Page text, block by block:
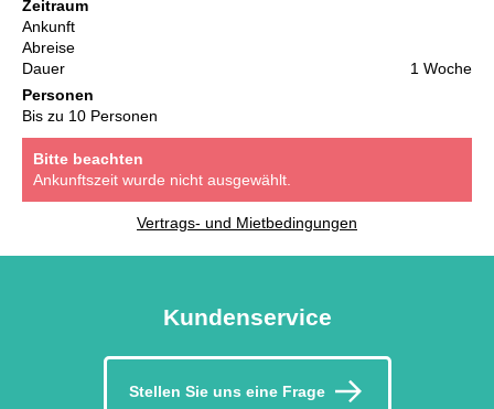
Zeitraum
Ankunft
Abreise
Dauer
1 Woche
Personen
Bis zu 10 Personen
Bitte beachten
Ankunftszeit wurde nicht ausgewählt.
Vertrags- und Mietbedingungen
Kundenservice
Stellen Sie uns eine Frage